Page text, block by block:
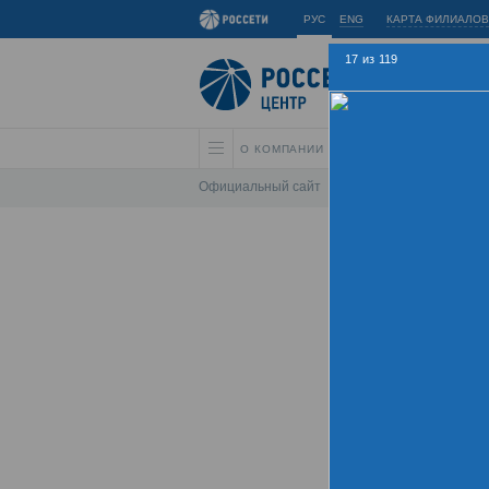
РУС ENG КАРТА ФИЛИАЛОВ
О КОМПАНИИ
Официальный сайт
17 из 119